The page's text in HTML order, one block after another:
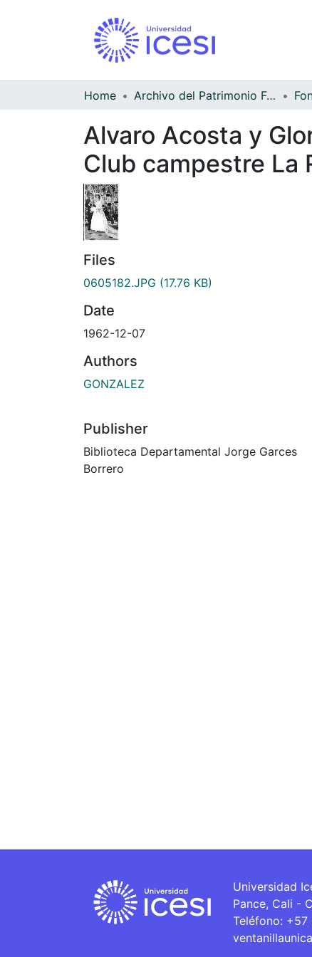
Home Archivo del Patrimonio Fotográfico y Fílmico del Valle del Cauca
Alvaro Acosta y
Club campestre La
Files
0605182.JPG (17.76 KB)
Date
1962-12-07
Authors
GONZALEZ
Publisher
Biblioteca Departamental Jorge Garces
Borrero
Universidad
Pance, Cali -
Teléfono: